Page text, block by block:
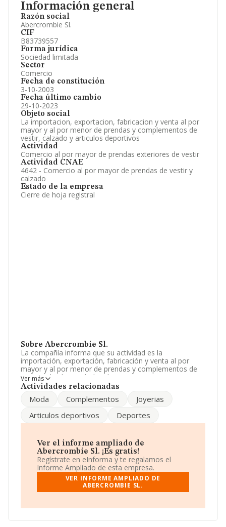
Información general
Razón social
Abercrombie Sl.
CIF
B83739557
Forma jurídica
Sociedad limitada
Sector
Comercio
Fecha de constitución
3-10-2003
Fecha último cambio
29-10-2023
Objeto social
La importacion, exportacion, fabricacion y venta al por
mayor y al por menor de prendas y complementos de
vestir, calzado y articulos deportivos
Actividad
Comercio al por mayor de prendas exteriores de vestir
Actividad CNAE
4642 - Comercio al por mayor de prendas de vestir y
calzado
Estado de la empresa
Cierre de hoja registral
Sobre Abercrombie Sl.
La compañía informa que su actividad es la
importación, exportación, fabricación y venta al por
mayor y al por menor de prendas y complementos de
vestir, calzado y artículos deportivos. La empresa es
una Sociedad Limitada. Clasifica su actividad CNAE
calzado', código 4642. La sociedad no tiene actividad en
La empresa españolaAbercrombie S.L, NIF
(28042), Madrid, Madrid.
En relación con el sector y disponiendo de los datos de
hasta 19.519 empresas, a nivel nacional la facturación
asciende a 34.554 millones de euros y se estima que el
promedio de la facturación entre todas las empresas es
de 1 millón de euros. Respecto a la información de la
INFORMA aparecen 4493 empresas, cuyas ventas en
Ver más
Actividades relacionadas
Moda Complementos
Joyerias
Articulos deportivos
Deportes
Ver el informe ampliado de
Abercrombie Sl. ¡Es gratis!
Regístrate en eInforma y te regalamos el
Informe Ampliado de esta empresa.
VER INFORME AMPLIADO DE
ABERCROMBIE SL.